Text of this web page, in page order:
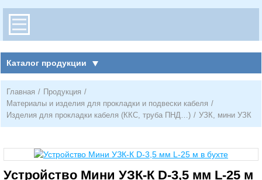
Каталог продукции
Главная / Продукция /
Материалы и изделия для прокладки и подвески кабеля /
Изделия для прокладки кабеля (ККС, труба ПНД…) / УЗК, мини УЗК
Устройство Мини УЗК-К D-3,5 мм L-25 м